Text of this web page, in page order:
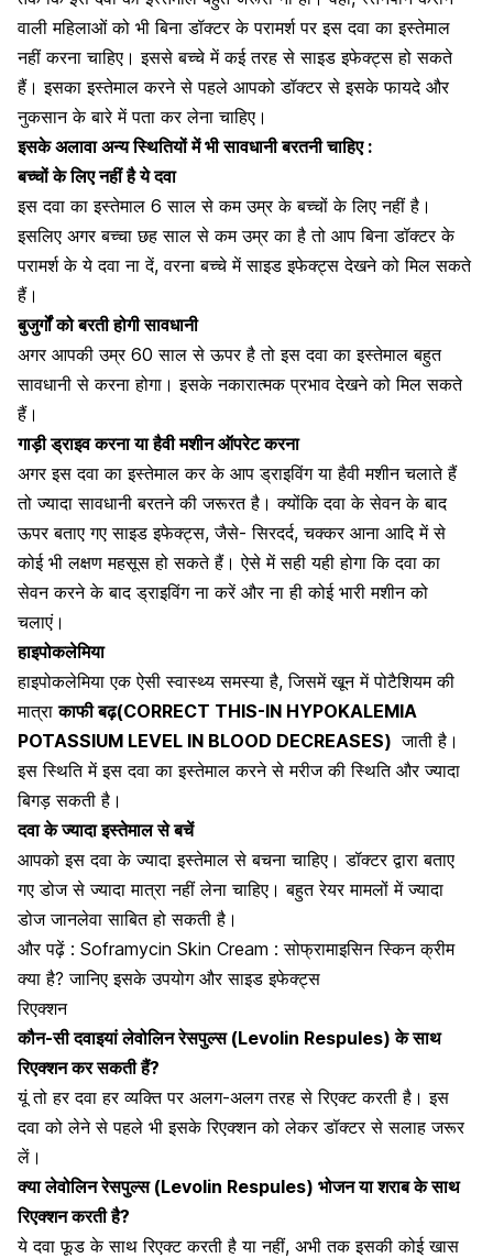
वाली महिलाओंको भी बिना डॉक्टर के परामर्श पर इस दवा का इस्तेमाल
नहीं करना चाहिए। इससे बच्चे में कई तरह से साइड इफेक्ट्स हो सकते
हैं। इसका इस्तेमाल करने से पहले आपको डॉक्टर से इसके फायदे और
नुकसान के बारे में पता कर लेना चाहिए।
इसके अलावा अन्य स्थितियों में भी सावधानी बरतनी चाहिए :
बच्चों के लिए नहीं है ये दवा
इस दवा का इस्तेमाल 6 साल से कम उम्र के बच्चों के लिए नहीं है।
इसलिए अगर बच्चा छह साल से कम उम्र का है तो आप बिना डॉक्टर के
परामर्श के ये दवा ना दें, वरना बच्चे में साइड इफेक्ट्स देखने को मिल सकते
हैं।
बुजुर्गों को बरती होगी सावधानी
अगर आपकी उम्र 60 साल से ऊपर है तो इस दवा का इस्तेमाल बहुत
सावधानी से करना होगा। इसके नकारात्मक प्रभाव देखने को मिल सकते
हैं।
गाड़ी ड्राइव करना या हैवी मशीन ऑपरेट करना
अगर इस दवा का इस्तेमाल कर के आप ड्राइविंग या हैवी मशीन चलाते हैं
तो ज्यादा सावधानी बरतने की जरूरत है। क्योंकि दवा के सेवन के बाद
ऊपर बताए गए साइड इफेक्ट्स, जैसे-सिरदर्द,चक्कर आना आदि में से
कोई भी लक्षण महसूस हो सकते हैं। ऐसे में सही यही होगा कि दवा का
सेवन करने के बाद ड्राइविंग ना करें और ना ही कोई भारी मशीन को
चलाएं।
हाइपोकलेमिया
हाइपोकलेमिया एक ऐसी स्वास्थ्य समस्या है, जिसमें खून में पोटैशियम की
मात्राकाफी बढ़(CORRECT THIS-IN HYPOKALEMIA
POTASSIUM LEVEL IN BLOOD DECREASES) जाती है।
इस स्थिति में इस दवा का इस्तेमाल करने से मरीज की स्थिति और ज्यादा
बिगड़ सकती है।
दवा के ज्यादा इस्तेमाल से बचें
आपको इस दवा के ज्यादा इस्तेमाल से बचना चाहिए। डॉक्टर द्वारा बताए
गए डोज से ज्यादा मात्रा नहीं लेना चाहिए। बहुत रेयर मामलों में ज्यादा
डोज जानलेवा साबित हो सकती है।
और पढ़ें : Soframycin Skin Cream : सोफ्रामाइसिन स्किन क्रीम
क्या है? जानिए इसके उपयोग और साइड इफेक्ट्स
रिएक्शन
कौन-सी दवाइयां लेवोलिन रेसपुल्स (Levolin Respules) के साथ
रिएक्शन कर सकती हैं?
यूं तो हरदवा हर व्यक्ति पर अलग-अलग तरह से रिएक्टकरती है। इस
दवा को लेने से पहले भी इसके रिएक्शन को लेकर डॉक्टर से सलाह जरूर
लें।
क्या लेवोलिन रेसपुल्स (Levolin Respules) भोजन या शराब के साथ
रिएक्शन करती है?
ये दवा फूड के साथ रिएक्ट करती है या नहीं, अभी तक इसकी कोई खास